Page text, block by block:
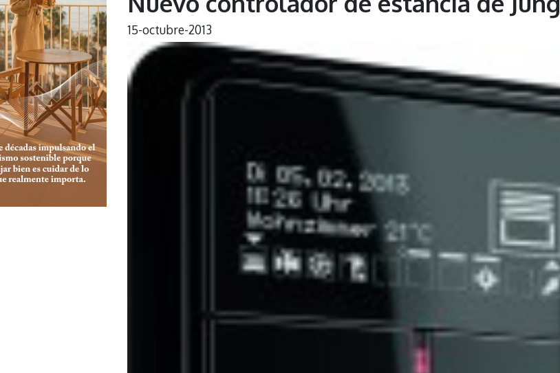
15-octubre-2013